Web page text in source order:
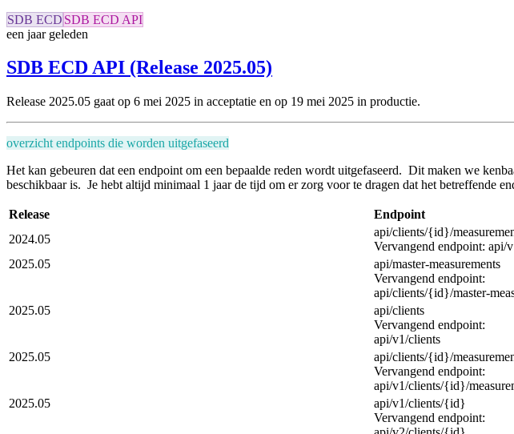
SDB ECD SDB ECD API
een jaar geleden
SDB ECD API (Release 2025.05)
Release 2025.05 gaat op 6 mei 2025 in acceptatie en op 19 mei 2025 in productie.
overzicht endpoints die worden uitgefaseerd
Het kan gebeuren dat een endpoint om een bepaalde reden wordt uitgefaseerd. Dit maken we
beschikbaar is. Je hebt altijd minimaal 1 jaar de tijd om er zorg voor te dragen dat het betreffende
Release
Endpoint
2024.05
api/clients/{id}/
Vervangend endpoint: api/
2025.05
api/master-measurements
Vervangend endpoint:
api/clients/{id}/master-
2025.05
api/clients
Vervangend endpoint:
api/v1/clients
2025.05
api/clients/{id}/
Vervangend endpoint:
api/v1/clients/{id}/
2025.05
api/v1/clients/{id}
Vervangend endpoint: